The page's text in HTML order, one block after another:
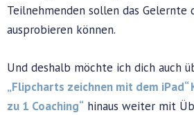
Teilnehmenden sollen das
ausprobieren können.
Und deshalb möchte ich dich auch
„Flipcharts zeichnen mit dem iPad“
zu 1 Coaching“ hinaus weiter mit